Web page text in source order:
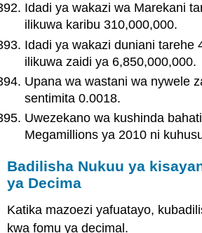
Idadi ya wakazi wa Marekani
ilikuwa karibu 310,000,000.
Idadi ya wakazi duniani tarehe
ilikuwa zaidi ya 6,850,000,000.
Upana wa wastani wa nywele
sentimita 0.0018.
Uwezekano wa kushinda
Megamillions ya 2010 ni
Badilisha Nukuu ya
ya Decima
Katika mazoezi yafuatayo,
kwa fomu ya decimal.